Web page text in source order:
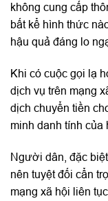
không cung cấp
bất kể hình thức
hậu quả đáng lo
Khi có cuộc gọi lạ
dịch vụ trên mạng
dịch chuyển tiền
minh danh tính của
Người dân, đặc
nên tuyệt đối cẩn
mạng xã hội liên